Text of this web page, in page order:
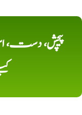
پیچش، دست،